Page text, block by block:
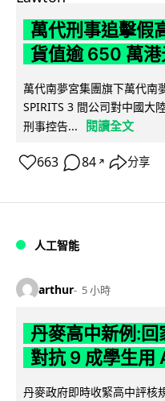
萬代刑事追擊假
貨值逾 650 萬港
萬代南夢宮集團旗下萬代南
SPIRITS 3 間公司對中國大
刑事控告...
閱讀全文
663 84 ↗ 分享
人工智能
arthur 5 小時
丹麥高中新例:
對抗 9 成學生用
丹麥政府即時收緊高中評核